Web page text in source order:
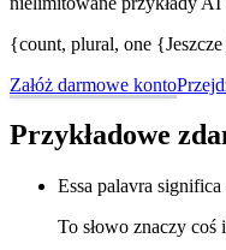
{count, plural, one
Załóż darmowe konto
Przykładowe
Essa palavra
To słowo znaczy